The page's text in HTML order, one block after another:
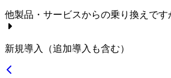
他製品・サービスからの乗り換えです
新規導入（追加導入も含む）